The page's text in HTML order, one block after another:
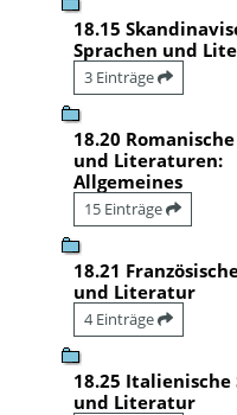
18.15
Sprachen und
3 Einträge
18.20
und Literaturen:
Allgemeines
15 Einträge
18.21
und Literatur
4 Einträge
18.25 Italienische
und Literatur